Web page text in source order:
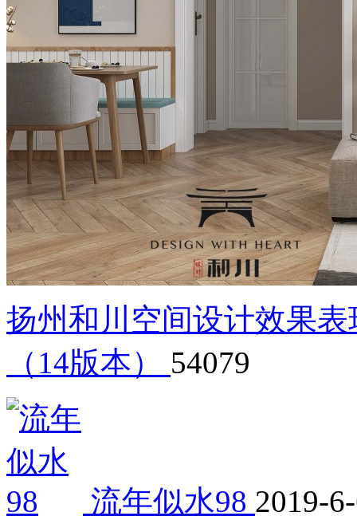
扬州和川空间设计效果
（14版本） 54079
流年似水98 2019-